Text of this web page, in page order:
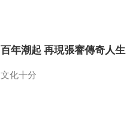
百年潮起 再現張謇傳奇人生
文化十分